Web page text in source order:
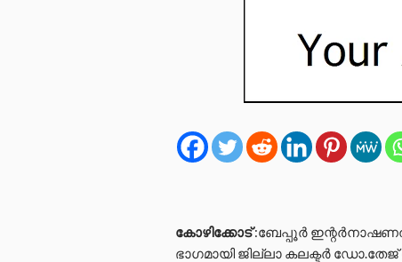
കോഴിക്കോട്:ബേപ്പൂര്‍ ഇന്റര്‍നാഷണല്‍
ഭാഗമായി ജില്ലാ കലക്ടര്‍